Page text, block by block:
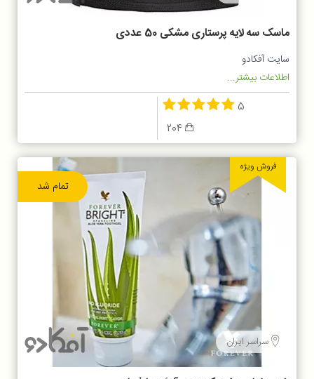
ماسک سه لایه پرستاری مشکی 50 عددی
سایت آفکادو
اطلاعات بیشتر...
5
204
تمام شد
فروش ویژه
سراسر ایران